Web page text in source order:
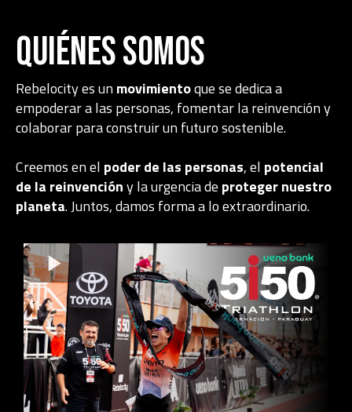
Quiénes Somos
Rebelocity es unmovimientoque se dedica a
empoderar a las personas, fomentar la reinvención y
colaborar para construir un futuro sostenible.
Creemos en el poder de las personas, el potencial
de la reinvencióny la urgencia de proteger nuestro
planeta. Juntos, damos forma a lo extraordinario.